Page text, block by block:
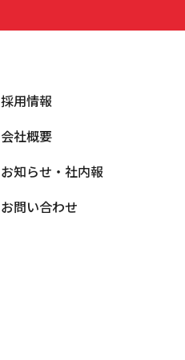
採用情報
会社概要
お知らせ・社内報
お問い合わせ